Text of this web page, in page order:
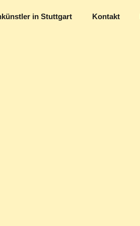
in Stuttgart Kontakt